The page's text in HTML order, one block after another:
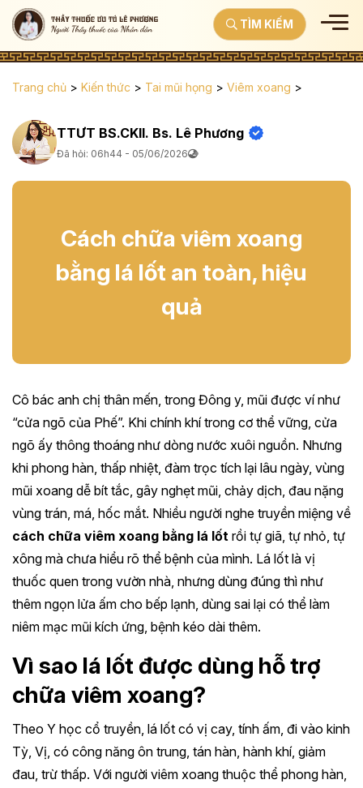
TÌM KIẾM
Trang chủ > Kiến thức > Tai mũi họng > Viêm xoang >
TTƯT BS.CKII. Bs. Lê Phương
Đã hỏi: 06h44 - 05/06/2026
Cách chữa viêm xoang
bằng lá lốt an toàn, hiệu
quả
Cô bác anh chị thân mến, trong Đông y, mũi được ví như
“cửa ngõ của Phế”. Khi chính khí trong cơ thể vững, cửa
ngõ ấy thông thoáng như dòng nước xuôi nguồn. Nhưng
khi phong hàn, thấp nhiệt, đàm trọc tích lại lâu ngày, vùng
mũi xoang dễ bít tắc, gây nghẹt mũi, chảy dịch, đau nặng
vùng trán, má, hốc mắt. Nhiều người nghe truyền miệng về
cách chữa viêm xoang bằng lá lốt rồi tự giã, tự nhỏ, tự
xông mà chưa hiểu rõ thể bệnh của mình. Lá lốt là vị
thuốc quen trong vườn nhà, nhưng dùng đúng thì như
thêm ngọn lửa ấm cho bếp lạnh, dùng sai lại có thể làm
niêm mạc mũi kích ứng, bệnh kéo dài thêm.
Vì sao lá lốt được dùng hỗ trợ
chữa viêm xoang?
Theo Y học cổ truyền, lá lốt có vị cay, tính ấm, đi vào kinh
Tỳ, Vị, có công năng ôn trung, tán hàn, hành khí, giảm
đau, trừ thấp. Với người viêm xoang thuộc thể phong hàn,